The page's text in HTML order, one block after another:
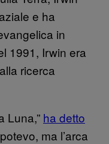
e ha
in
1991, Irwin era
ricerca
Luna,” ha detto
ma l’arca